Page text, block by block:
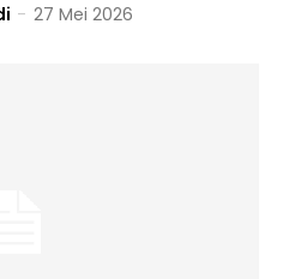
- 27 Mei 2026